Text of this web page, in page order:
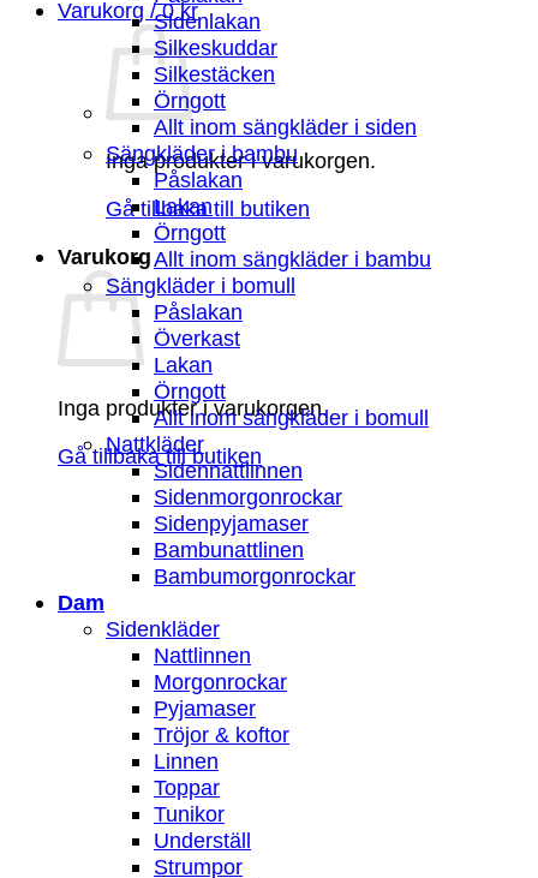
Varukorg /0kr
Inga produkter i varukorgen.
Gå tillbaka till butiken
Varukorg
Inga produkter i varukorgen.
Gå tillbaka till butiken
Sidenlakan
Silkeskuddar
Silkestäcken
Örngott
Allt inom sängkläder i siden
Sängkläder i bambu
Påslakan
Lakan
Örngott
Allt inom sängkläder i bambu
Sängkläder i bomull
Påslakan
Överkast
Lakan
Örngott
Allt inom sängkläder i bomull
Nattkläder
Sidennattlinnen
Sidenmorgonrockar
Sidenpyjamaser
Bambunattlinen
Bambumorgonrockar
Dam
Sidenkläder
Nattlinnen
Morgonrockar
Pyjamaser
Tröjor & koftor
Linnen
Toppar
Tunikor
Underställ
Strumpor